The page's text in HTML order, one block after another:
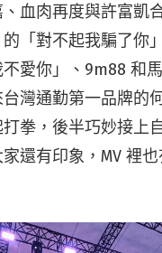
血肉再度與許富凱
「對不起我騙了你
愛你」、9m88 和
灣通勤第一品牌的
拳，後半巧妙接上
還有印象，MV 裡